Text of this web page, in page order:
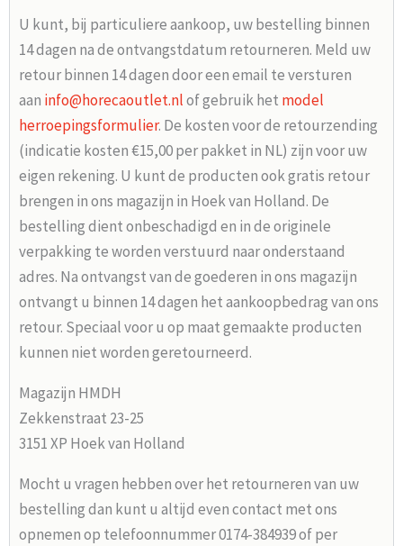
U kunt, bij particuliere aankoop, uw bestelling binnen
14 dagen na de ontvangstdatum retourneren. Meld uw
retour binnen 14 dagen door een email te versturen
aan info@horecaoutlet.nlof gebruik het model
herroepingsformulier. De kosten voor de retourzending
(indicatie kosten €15,00 per pakket in NL) zijn voor uw
eigen rekening. U kunt de producten ook gratis retour
brengen in ons magazijn in Hoek van Holland. De
bestelling dient onbeschadigd en in de originele
verpakking te worden verstuurd naar onderstaand
adres. Na ontvangst van de goederen in ons magazijn
ontvangt u binnen 14 dagen het aankoopbedrag van ons
retour. Speciaal voor u op maat gemaakte producten
kunnen niet worden geretourneerd.
Magazijn HMDH
Zekkenstraat 23-25
3151 XP Hoek van Holland
Mocht u vragen hebben over het retourneren van uw
bestelling dan kunt u altijd even contact met ons
opnemen op telefoonnummer 0174-384939 of per